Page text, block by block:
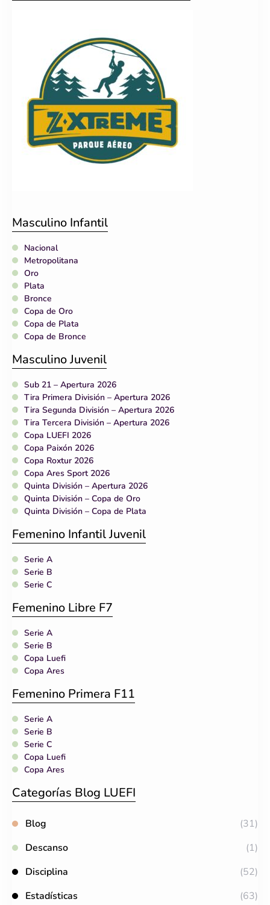
Masculino Infantil
Nacional
Metropolitana
Oro
Plata
Bronce
Copa de Oro
Copa de Plata
Copa de Bronce
Masculino Juvenil
Sub 21 – Apertura 2026
Tira Primera División – Apertura 2026
Tira Segunda División – Apertura 2026
Tira Tercera División – Apertura 2026
Copa LUEFI 2026
Copa Paixón 2026
Copa Roxtur 2026
Copa Ares Sport 2026
Quinta División – Apertura 2026
Quinta División – Copa de Oro
Quinta División – Copa de Plata
Femenino Infantil Juvenil
Serie A
Serie B
Serie C
Femenino Libre F7
Serie A
Serie B
Copa Luefi
Copa Ares
Femenino Primera F11
Serie A
Serie B
Serie C
Copa Luefi
Copa Ares
Categorías Blog LUEFI
Blog
(31)
Descanso
(1)
Disciplina
(52)
Estadísticas
(63)